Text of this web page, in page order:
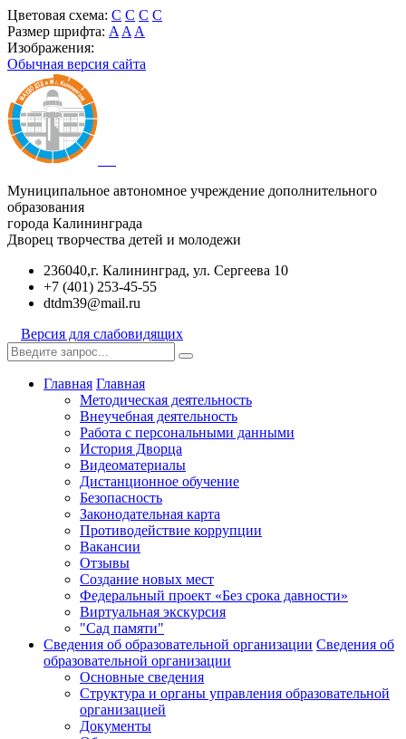
Цветовая схема: C C C C
Размер шрифта: A A A
Изображения:
Обычная версия сайта
Муниципальное автономное учреждение дополнительного
образования
города Калининграда
Дворец творчества детей и молодежи
236040,г. Калининград, ул. Сергеева 10
+7 (401) 253-45-55
dtdm39@mail.ru
Версия для слабовидящих
Главная Главная
Методическая деятельность
Внеучебная деятельность
Работа с персональными данными
История Дворца
Видеоматериалы
Дистанционное обучение
Безопасность
Законодательная карта
Противодействие коррупции
Вакансии
Отзывы
Создание новых мест
Федеральный проект «Без срока давности»
Виртуальная экскурсия
"Сад памяти"
Сведения об образовательной организации Сведения об
образовательной организации
Основные сведения
Структура и органы управления образовательной
организацией
Документы